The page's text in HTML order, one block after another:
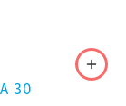
30